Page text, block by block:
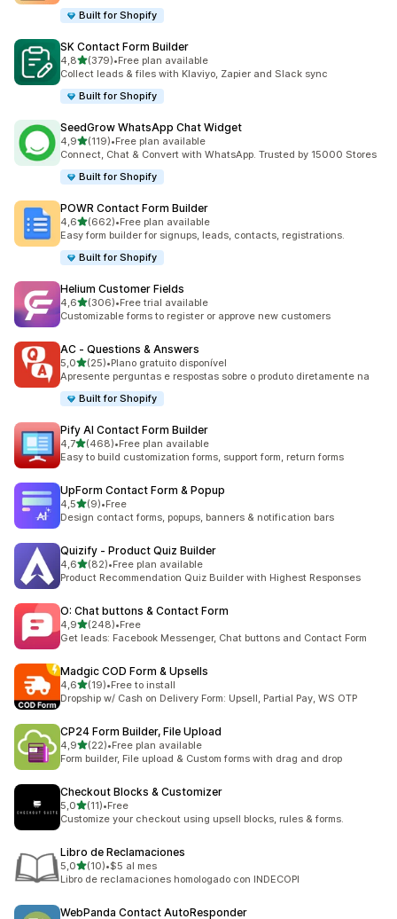
Built for Shopify
SK Contact Form Builder
4,8de 5 estrelas
(379)
379 total de avaliações
•Free plan available
Collect leads & files with Klaviyo, Zapier and Slack sync
Built for Shopify
SeedGrow WhatsApp Chat Widget
4,9de 5 estrelas
(119)
119 total de avaliações
•Free plan available
Connect, Chat & Convert with WhatsApp. Trusted by 15000 Stores
Built for Shopify
POWR Contact Form Builder
4,6de 5 estrelas
(662)
662 total de avaliações
•Free plan available
Easy form builder for signups, leads, contacts, registrations.
Built for Shopify
Helium Customer Fields
4,6de 5 estrelas
(306)
306 total de avaliações
•Free trial available
Customizable forms to register or approve new customers
AC ‑ Questions & Answers
5,0de 5 estrelas
(25)
25 total de avaliações
•Plano gratuito disponível
Apresente perguntas e respostas sobre o produto diretamente na
Built for Shopify
Pify AI Contact Form Builder
4,7de 5 estrelas
(468)
468 total de avaliações
•Free plan available
Easy to build customization forms, support form, return forms
UpForm Contact Form & Popup
4,5de 5 estrelas
(9)
9 total de avaliações
•Free
Design contact forms, popups, banners & notification bars
Quizify ‑ Product Quiz Builder
4,6de 5 estrelas
(82)
82 total de avaliações
•Free plan available
Product Recommendation Quiz Builder with Highest Responses
O: Chat buttons & Contact Form
4,9de 5 estrelas
(248)
248 total de avaliações
•Free
Get leads: Facebook Messenger, Chat buttons and Contact Form
Madgic COD Form & Upsells
4,6de 5 estrelas
(19)
19 total de avaliações
•Free to install
Dropship w/ Cash on Delivery Form: Upsell, Partial Pay, WS OTP
CP24 Form Builder, File Upload
4,9de 5 estrelas
(22)
22 total de avaliações
•Free plan available
Form builder, File upload & Custom forms with drag and drop
Checkout Blocks & Customizer
5,0de 5 estrelas
(11)
11 total de avaliações
•Free
Customize your checkout using upsell blocks, rules & forms.
Libro de Reclamaciones
5,0de 5 estrelas
(10)
10 total de avaliações
•$5 al mes
Libro de reclamaciones homologado con INDECOPI
WebPanda Contact AutoResponder